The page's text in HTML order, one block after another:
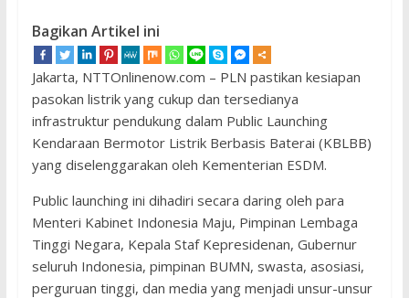
Bagikan Artikel ini
Jakarta, NTTOnlinenow.com – PLN pastikan kesiapan
pasokan listrik yang cukup dan tersedianya
infrastruktur pendukung dalam Public Launching
Kendaraan Bermotor Listrik Berbasis Baterai (KBLBB)
yang diselenggarakan oleh Kementerian ESDM.
Public launching ini dihadiri secara daring oleh para
Menteri Kabinet Indonesia Maju, Pimpinan Lembaga
Tinggi Negara, Kepala Staf Kepresidenan, Gubernur
seluruh Indonesia, pimpinan BUMN, swasta, asosiasi,
perguruan tinggi, dan media yang menjadi unsur-unsur